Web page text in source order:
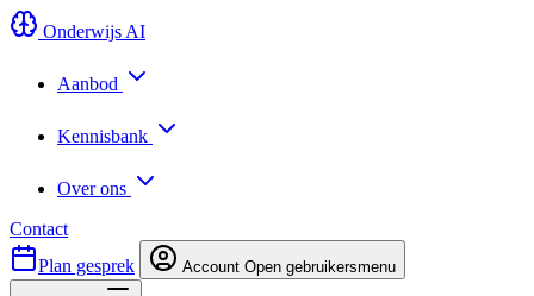
Onderwijs AI
Aanbod
Kennisbank
Over ons
Contact
Plan gesprek
Account Open gebruikersmenu